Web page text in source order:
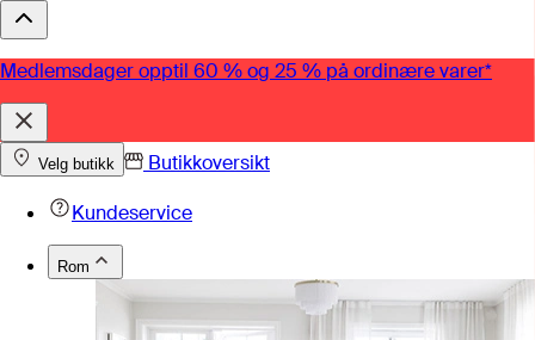
Medlemsdager opptil 60 % og 25 % på ordinære varer*
Velg butikk
Butikkoversikt
Kundeservice
Rom